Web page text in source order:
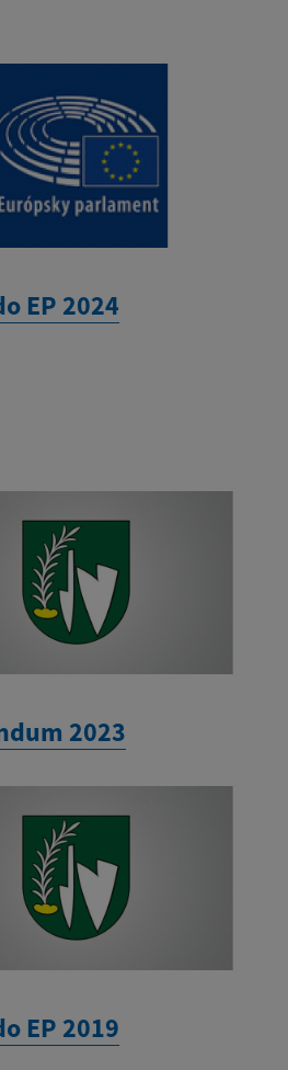
EP 2024
2023
EP 2019